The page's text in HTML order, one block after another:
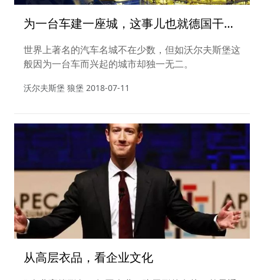
为一台车建一座城，这事儿也就德国干得
出来
世界上著名的汽车名城不在少数，但如沃尔夫斯堡这
般因为一台车而兴起的城市却独一无二。
沃尔夫斯堡 狼堡 2018-07-11
从高层衣品，看企业文化